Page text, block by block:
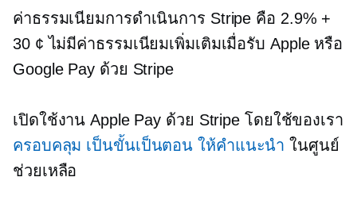
ค่าธรรมเนียมการดำเนินการ Stripe คือ 2.9% +
30 ¢ ไม่มีค่าธรรมเนียมเพิ่มเติมเมื่อรับ Apple หรือ
Google Pay ด้วย Stripe
เปิดใช้งาน Apple Pay ด้วย Stripe โดยใช้ของเรา
ครอบคลุม เป็นขั้นเป็นตอน ให้คำแนะนำ ในศูนย์
ช่วยเหลือ